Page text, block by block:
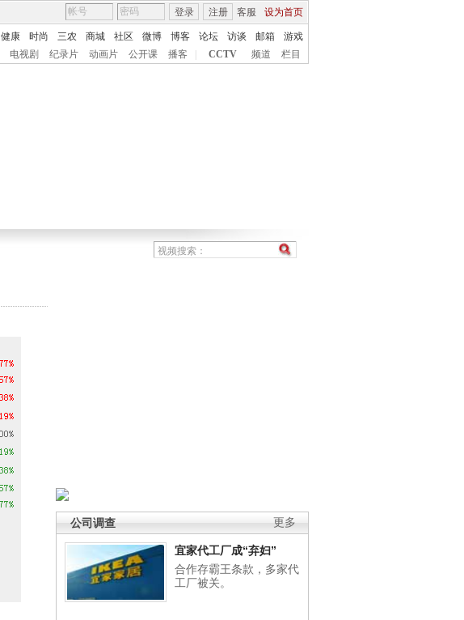
客服 设为首页
登录 注册
健康 时尚 三农 商城 社区 微博 博客 论坛 访谈 邮箱
游戏
电视剧 纪录片 动画片 公开课 播客 CCTV 频道 栏目
更多
公司调查
宜家代工厂成“弃妇”
合作存霸王条款，多家代
工厂被关。